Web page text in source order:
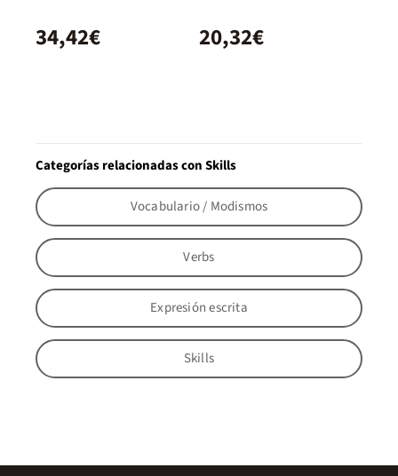
34,42€ 20,32€
Categorías relacionadas con Skills
Vocabulario / Modismos
Verbs
Expresión escrita
Skills